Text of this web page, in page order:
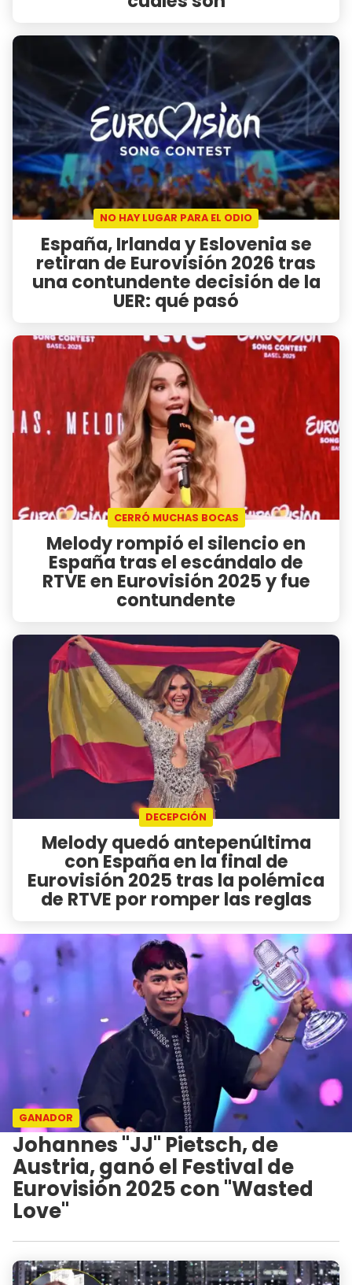
NO HAY LUGAR PARA EL ODIO
España, Irlanda y Eslovenia se
retiran de Eurovisión 2026 tras
una contundente decisión de la
UER: qué pasó
CERRÓ MUCHAS BOCAS
Melody rompió el silencio en
España tras el escándalo de
RTVE en Eurovisión 2025 y fue
contundente
DECEPCIÓN
Melody quedó antepenúltima
con España en la final de
Eurovisión 2025 tras la polémica
de RTVE por romper las reglas
GANADOR
Johannes "JJ" Pietsch, de
Austria, ganó el Festival de
Eurovisión 2025 con "Wasted
Love"